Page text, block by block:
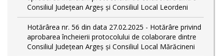
Consiliul Județean Argeș și Consiliul Local Leordeni
Hotărârea nr. 56 din data 27.02.2025 - Hotărâre privind
aprobarea încheierii protocolului de colaborare dintre
Consiliul Județean Argeș și Consiliul Local Mărăcineni